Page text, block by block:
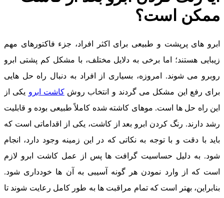
ممکن است؟
ابرو های پرپشت و طبیعی برای اکثر افراد، جزء فاکتورهای مهم
زیبایی هستند؛ اما برخی به دلایل مختلف، با مشکل کم ‌پشتی ابرو
روبرو می ‌شوند. امروزه، بسیاری از افراد به دنبال راه ‌حل ‌هایی
برای رفع این مشکل می‌ گردند و انتخاب روشکاشت ابرو یکی از
این راه‌ حل‌ ها است. موهای کاشته شده کاملاً طبیعی بوده و قابلیت
رشد دارند. رنگ کردن ابرو بعد از کاشت، یکی از اقداماتی است که
باید با دقت و با توجه به نکاتی که در این زمینه وجود دارد، انجام
شود. به دلیل حساسیت گرافت ‌ها پس از عمل کاشت ابرو لازم
است که از وارد نمودن هر گونه آسیبی به آن ‌ها خودداری شود.
بنابراین، بهتر است که تمام مراقبت‌ ها به طور کامل رعایت شوند تا